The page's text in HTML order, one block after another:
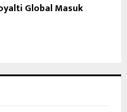
Global Masuk